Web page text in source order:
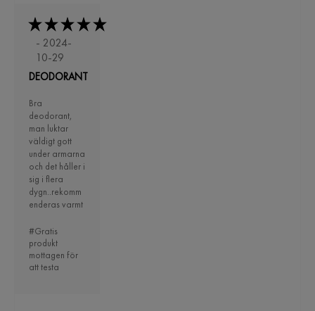
- 2024-
10-29
DEODORANT
Bra
deodorant,
man luktar
väldigt gott
under armarna
och det håller i
sig i flera
dygn..rekomm
enderas varmt
#Gratis
produkt
mottagen för
att testa